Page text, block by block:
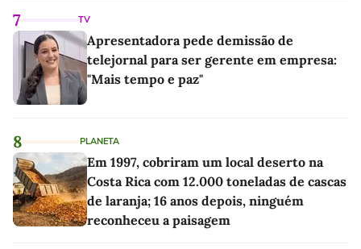
7 TV
Apresentadora pede demissão de
telejornal para ser gerente em empresa:
"Mais tempo e paz"
8 PLANETA
Em 1997, cobriram um local deserto na
Costa Rica com 12.000 toneladas de cascas
de laranja; 16 anos depois, ninguém
reconheceu a paisagem